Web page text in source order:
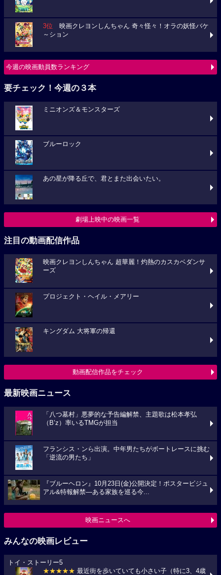
3位 映画クレヨンしんちゃん 奇々怪々！オラの妖怪バケ
～ション
今週の映画動員数ランキング
要チェック！今週の３本
ミニオンズ＆モンスターズ
ブルーロック
あの星が降る丘で、君とまた出会いたい。
劇場上映中の映画一覧
注目の動画配信作品
映画クレヨンしんちゃん 超華麗！灼熱のカスカベダンサ
ーズ
プロジェクト・ヘイル・メアリー
キングダム 大将軍の帰還
動画配信作品をチェック
最新映画ニュース
「八つ墓村」悪夢的な予告編解禁、主題歌は松本孝弘
（B’z）率いるTMGが担当
フランシス・ンら出演。中年男たちがボートレースに挑む
「逆流の男たち」
『ブルーヘロン』10月23日(金)公開決定！ポスタービジュ
アル&特報解禁―ある家族を巡る今...
映画ニュースへ
みんなの映画レビュー
トイ・ストーリー5
★★★★★ 最近街を歩いていても小さい子（特に3、4歳